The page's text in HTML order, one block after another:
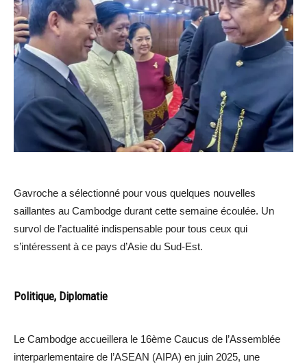
Gavroche a sélectionné pour vous quelques nouvelles
saillantes au Cambodge durant cette semaine écoulée. Un
survol de l’actualité indispensable pour tous ceux qui
s’intéressent à ce pays d’Asie du Sud-Est.
Politique, Diplomatie
Le Cambodge accueillera le 16ème Caucus de l’Assemblée
interparlementaire de l’ASEAN (AIPA) en juin 2025, une